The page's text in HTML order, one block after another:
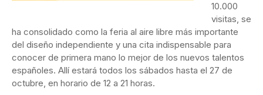
10.000
visitas, se
ha consolidado como la feria al aire libre más importante
del diseño independiente y una cita indispensable para
conocer de primera mano lo mejor de los nuevos talentos
españoles. Allí estará todos los sábados hasta el 27 de
octubre, en horario de 12 a 21 horas.